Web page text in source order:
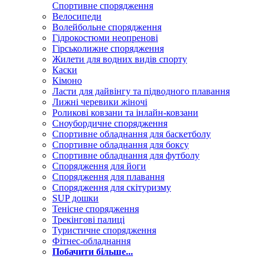
Спортивне спорядження
Велосипеди
Волейбольне спорядження
Гідрокостюми неопренові
Гірськолижне спорядження
Жилети для водних видів спорту
Каски
Кімоно
Ласти для дайвінгу та підводного плавання
Лижні черевики жіночі
Роликові ковзани та інлайн-ковзани
Сноубордичне спорядження
Спортивне обладнання для баскетболу
Спортивне обладнання для боксу
Спортивне обладнання для футболу
Спорядження для йоги
Спорядження для плавання
Спорядження для скітуризму
SUP дошки
Тенісне спорядження
Трекінгові палиці
Туристичне спорядження
Фітнес-обладнання
Побачити більше...